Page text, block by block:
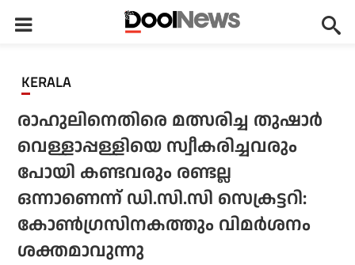
KERALA
രാഹുലിനെതിരെ മത്സരിച്ച തുഷാര്‍
വെള്ളാപ്പള്ളിയെ സ്വീകരിച്ചവരും
പോയി കണ്ടവരും രണ്ടല്ല
ഒന്നാണെന്ന് ഡി.സി.സി സെക്രട്ടറി:
കോണ്‍ഗ്രസിനകത്തും വിമര്‍ശനം
ശക്തമാവുന്നു